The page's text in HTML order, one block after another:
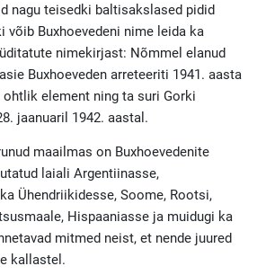
nagu teisedki baltisakslased pidid
võib Buxhoevedeni nime leida ka
nimekirjast: Nõmmel elanud
Buxhoeveden arreteeriti 1941. aasta
element ning ta suri Gorki
jaanuaril 1942. aastal.
maailmas on Buxhoevedenite
laiali Argentiinasse,
Ühendriikidesse, Soome, Rootsi,
Hispaaniasse ja muidugi ka
mitmed neist, et nende juured
kallastel.